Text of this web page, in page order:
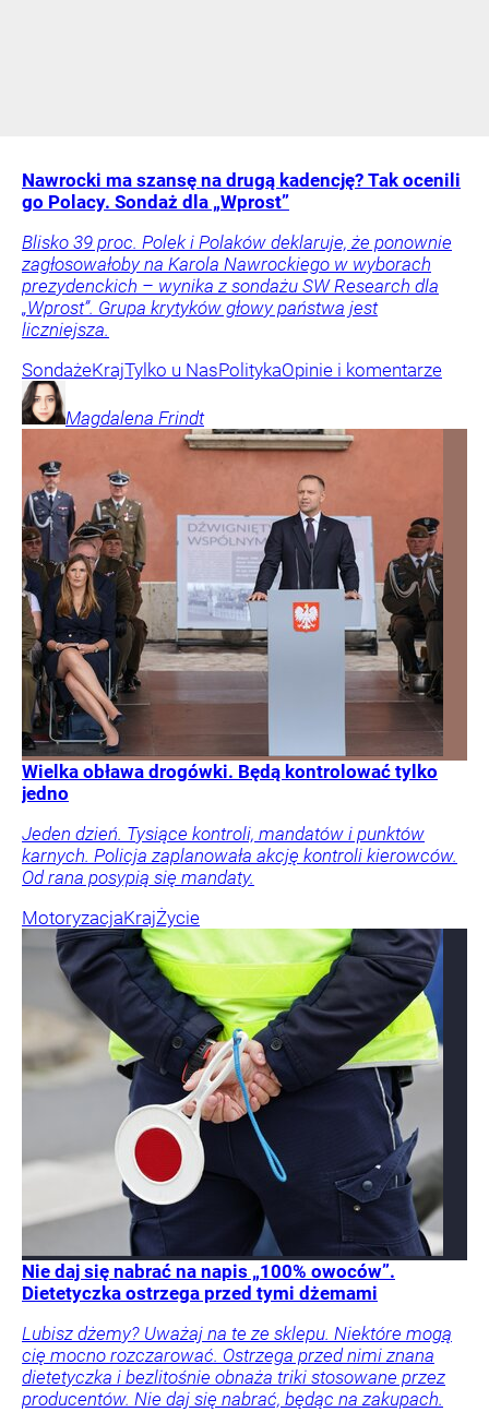
Nawrocki ma szansę na drugą kadencję? Tak ocenili
go Polacy. Sondaż dla „Wprost”
Blisko 39 proc. Polek i Polaków deklaruje, że ponownie
zagłosowałoby na Karola Nawrockiego w wyborach
prezydenckich – wynika z sondażu SW Research dla
„Wprost”. Grupa krytyków głowy państwa jest
liczniejsza.
SondażeKrajTylko u NasPolitykaOpinie i komentarze
Magdalena Frindt
Wielka obława drogówki. Będą kontrolować tylko
jedno
Jeden dzień. Tysiące kontroli, mandatów i punktów
karnych. Policja zaplanowała akcję kontroli kierowców.
Od rana posypią się mandaty.
MotoryzacjaKrajŻycie
Nie daj się nabrać na napis „100% owoców”.
Dietetyczka ostrzega przed tymi dżemami
Lubisz dżemy? Uważaj na te ze sklepu. Niektóre mogą
cię mocno rozczarować. Ostrzega przed nimi znana
dietetyczka i bezlitośnie obnaża triki stosowane przez
producentów. Nie daj się nabrać, będąc na zakupach.